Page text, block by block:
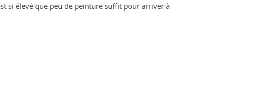
si élevé que peu de peinture suffit pour arriver à